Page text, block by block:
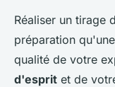
Réaliser un tirage
préparation
qualité de votre
d'esprit et de